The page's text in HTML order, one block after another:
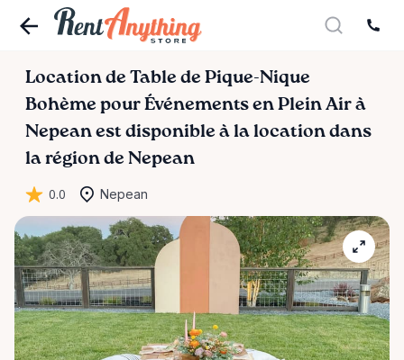
Location de Table de Pique-Nique
Bohème pour Événements en Plein Air à
Nepean est disponible à la location dans
la région de Nepean
0.0 Nepean